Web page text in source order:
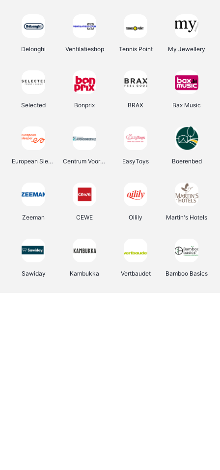
Delonghi Ventilatieshop Tennis Point My Jewellery
Selected Bonprix BRAX Bax Music
European Sleeper Centrum Voor Avondonderwijs EasyToys Boerenbed
Zeeman CEWE Oilily Martin's Hotels
Sawiday Kambukka Vertbaudet Bamboo Basics